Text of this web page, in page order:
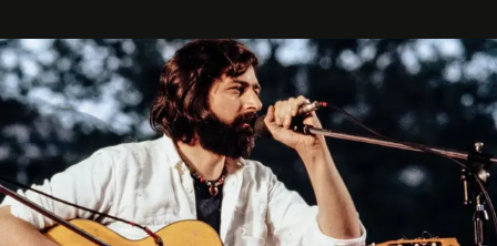
uno dei documenti più contemporanei che abbiamo.